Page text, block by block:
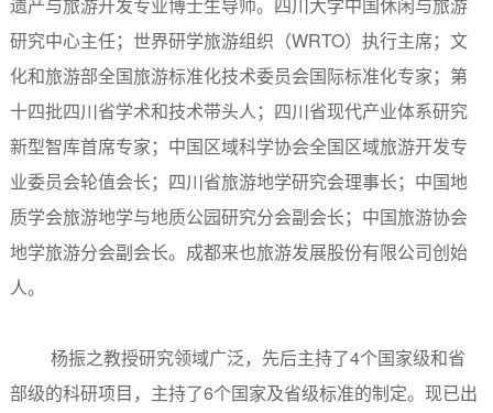
研究中心主任；世界研学旅游组织（WRTO）执行主席；文
化和旅游部全国旅游标准化技术委员会国际标准化专家；第
十四批四川省学术和技术带头人；四川省现代产业体系研究
新型智库首席专家；中国区域科学协会全国区域旅游开发专
业委员会轮值会长；四川省旅游地学研究会理事长；中国地
质学会旅游地学与地质公园研究分会副会长；中国旅游协会
地学旅游分会副会长。成都来也旅游发展股份有限公司创始
人。
杨振之教授研究领域广泛，先后主持了4个国家级和省
部级的科研项目，主持了6个国家及省级标准的制定。现已出